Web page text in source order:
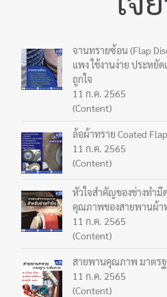
จานทรายซ้อน (Flap
แพง ใช้งานง่าย ประหยั
ถูกใจ
11 ก.ค. 2565
(Content)
ล้อผ้าทราย Coated
11 ก.ค. 2565
(Content)
หัวใจสำคัญของช่างทำ
คุณภาพของสายพานผ้า
11 ก.ค. 2565
(Content)
สายพานคุณภาพ มาตร
11 ก.ค. 2565
(Content)